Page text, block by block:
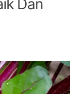
Dan